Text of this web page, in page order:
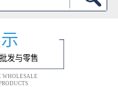
发与零售
WHOLESALE